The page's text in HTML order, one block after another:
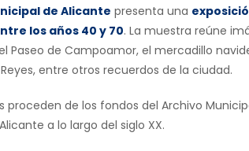
de Alicante presenta una
los años 40 y 70. La muestra reúne
Paseo de Campoamor, el mercadillo
entre otros recuerdos de la ciudad.
proceden de los fondos del Archivo
a lo largo del siglo XX.